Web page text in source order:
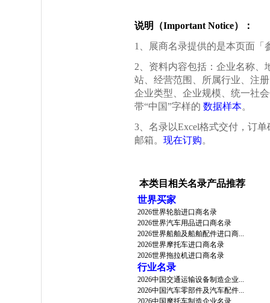
说明（Important Notice）：
1、展商名录提供的是本页面「
2、资料内容包括：企业名称、
站、经营范围、所属行业、注
企业类型、企业规模、统一社
带“中国”字样的 数据样本。
3、名录以Excel格式交付，订
邮箱。 现在订购。
本类目相关名录产品推荐
世界买家
2026世界轮胎进口商名录
2026世界汽车用品进口商名录
2026世界船舶及船舶配件进口商...
2026世界摩托车进口商名录
2026世界拖拉机进口商名录
行业名录
2026中国交通运输设备制造企业...
2026中国汽车零部件及汽车配件...
2026中国摩托车制造企业名录